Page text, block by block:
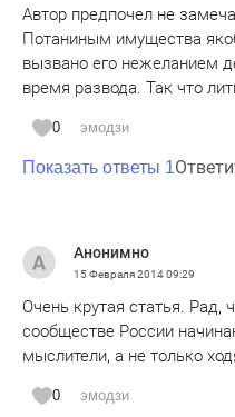
Автор предпочел не
Потаниным имущества
вызвано его нежеланием
время развода. Так что
0 эмодзи
Показать ответы 1
Анонимно
15 Февраля 201409:29
Очень крутая статья. Рад,
сообществе России
мыслители, а не только
0 эмодзи